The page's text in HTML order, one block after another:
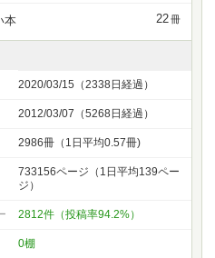
本 22冊
2020/03/15（2338日経過）
2012/03/07（5268日経過）
2986冊（1日平均0.57冊)
733156ページ（1日平均139ペー
ジ）
2812件（投稿率94.2%）
0棚